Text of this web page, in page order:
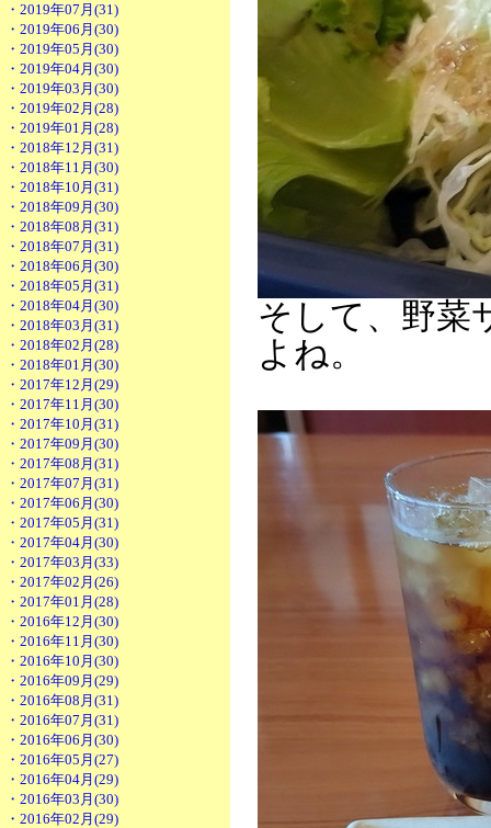
・2019年07月(31)
・2019年06月(30)
・2019年05月(30)
・2019年04月(30)
・2019年03月(30)
・2019年02月(28)
・2019年01月(28)
・2018年12月(31)
・2018年11月(30)
・2018年10月(31)
・2018年09月(30)
・2018年08月(31)
・2018年07月(31)
・2018年06月(30)
・2018年05月(31)
・2018年04月(30)
・2018年03月(31)
・2018年02月(28)
・2018年01月(30)
・2017年12月(29)
・2017年11月(30)
・2017年10月(31)
・2017年09月(30)
・2017年08月(31)
・2017年07月(31)
・2017年06月(30)
・2017年05月(31)
・2017年04月(30)
・2017年03月(33)
・2017年02月(26)
・2017年01月(28)
・2016年12月(30)
・2016年11月(30)
・2016年10月(30)
・2016年09月(29)
・2016年08月(31)
・2016年07月(31)
・2016年06月(30)
・2016年05月(27)
・2016年04月(29)
・2016年03月(30)
・2016年02月(29)
そして、野菜
よね。